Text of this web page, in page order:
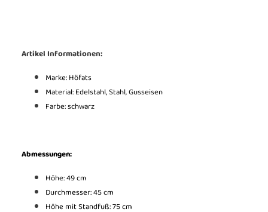
Artikel Informationen:
Marke: Höfats
Material: Edelstahl, Stahl, Gusseisen
Farbe: schwarz
Abmessungen:
Höhe: 49 cm
Durchmesser: 45 cm
Höhe mit Standfuß: 75 cm